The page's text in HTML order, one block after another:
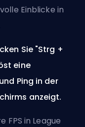
Einblicke in
Sie "Strg +
eine
Ping in der
anzeigt.
FPS in League